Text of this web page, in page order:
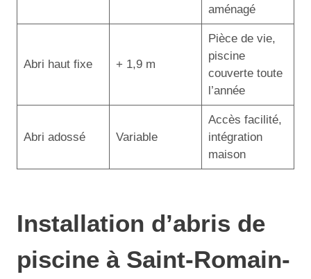
aménagé
Abri haut fixe + 1,9 m
Pièce de vie,
piscine
couverte toute
l’année
Abri adossé Variable
Accès facilité,
intégration
maison
Installation d’abris de
piscine à Saint-Romain-